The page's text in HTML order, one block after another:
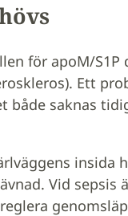
för apoM/
Ett
både saknas
insida
Vid sepsis